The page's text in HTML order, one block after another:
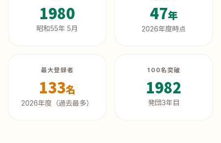
1980
昭和55年 5月
47年
2026年度時点
最大登録者
133名
2026年度（過去最多）
100名突破
1982
発団3年目